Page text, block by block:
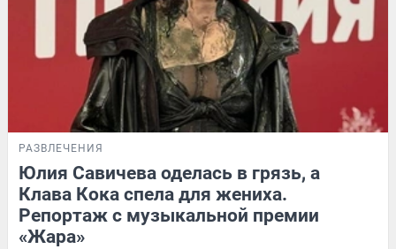
РАЗВЛЕЧЕНИЯ
Юлия Савичева оделась в грязь, а
Клава Кока спела для жениха.
Репортаж с музыкальной премии
«Жара»